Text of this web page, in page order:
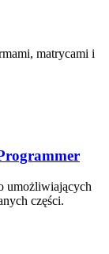
matrycami i
umożliwiających
części.